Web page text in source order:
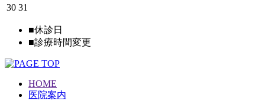
30 31
■休診日
■診療時間変更
HOME
医院案内